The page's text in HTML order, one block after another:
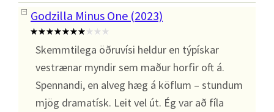
Godzilla Minus One (2023)
Skemmtilega öðruvísi heldur en týpískar
vestrænar myndir sem maður horfir oft á.
Spennandi, en alveg hæg á köflum – stundum
mjög dramatísk. Leit vel út. Ég var að fíla